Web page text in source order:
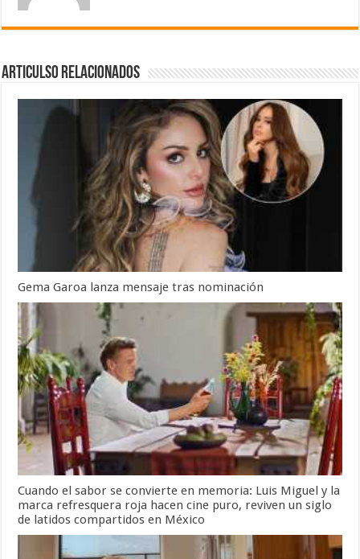
Articulso Relacionados
Gema Garoa lanza mensaje tras nominación
Cuando el sabor se convierte en memoria: Luis Miguel y la
marca refresquera roja hacen cine puro, reviven un siglo
de latidos compartidos en México